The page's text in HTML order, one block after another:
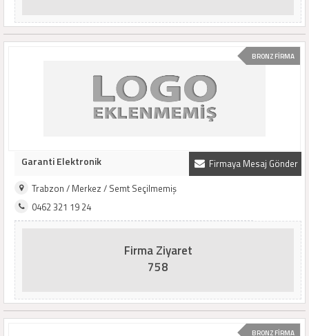
BRONZ FİRMA
Firmaya Mesaj Gönder
Garanti Elektronik
Trabzon / Merkez / Semt Seçilmemiş
0462 321 19 24
Firma Ziyaret
758
BRONZ FİRMA